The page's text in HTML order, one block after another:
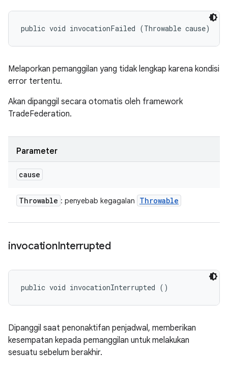
public void invocationFailed (Throwable cause)
Melaporkan pemanggilan yang tidak lengkap karena kondisi
error tertentu.
Akan dipanggil secara otomatis oleh framework
TradeFederation.
Parameter
cause
Throwable : penyebab kegagalan Throwable
invocationInterrupted
public void invocationInterrupted ()
Dipanggil saat penonaktifan penjadwal, memberikan
kesempatan kepada pemanggilan untuk melakukan
sesuatu sebelum berakhir.